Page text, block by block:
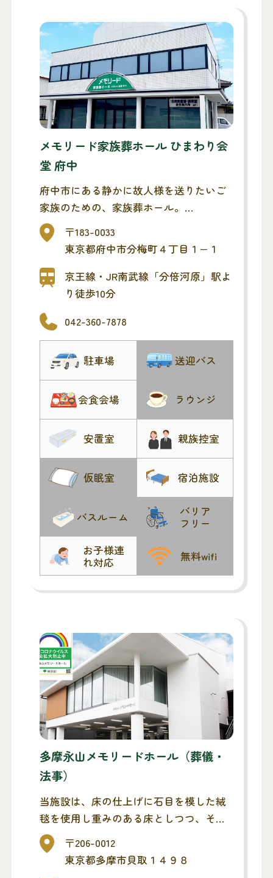
メモリード家族葬ホール ひまわり会
堂 府中
府中市にある静かに故人様を送りたいご
家族のための、家族葬ホール。
府中の森市民聖苑、立川聖苑、日野市営
火葬場にも近く、南多摩斎場にもアクセ
スが良く便利です。
府中市にありますが、近隣の多摩市・府
中市・多摩市・稲城市・日野市・国立
市・立川市からのアクセスも良好です。
病院・警察などから直接お預かりできる
ご安置ルームです。
府中市聖苑葬儀取扱店・調布市市民葬儀
取扱業者・川崎市市民葬儀取扱業者・稲
城市市民の葬儀指定取扱業者
〒183-0033
東京都府中市分梅町４丁目１−１
京王線・JR南武線「分倍河原」駅よ
り徒歩10分
042-360-7878
駐車場 送迎バス
会食会場 ラウンジ
安置室 親族控室
仮眠室 宿泊施設
バスルーム
バリア
フリー
お子様連
れ対応
無料wifi
多摩永山メモリードホール（葬儀・
法事）
当施設は、床の仕上げに石目を模した絨
毯を使用し重みのある床としつつ、それ
とは対照的に天井と壁はほぼ全域を白と
し、さらに間接照明を頭上に多様するこ
とで、開放的で広がりのあるシンプルな
〒206-0012
東京都多摩市貝取１４９８